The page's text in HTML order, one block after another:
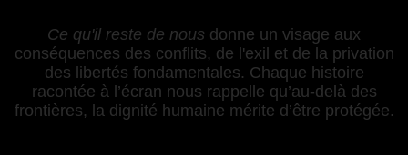
Ce qu'il reste de nous donne un visage aux
conséquences des conflits, de l'exil et de la privation
des libertés fondamentales. Chaque histoire
racontée à l’écran nous rappelle qu’au-delà des
frontières, la dignité humaine mérite d’être protégée.